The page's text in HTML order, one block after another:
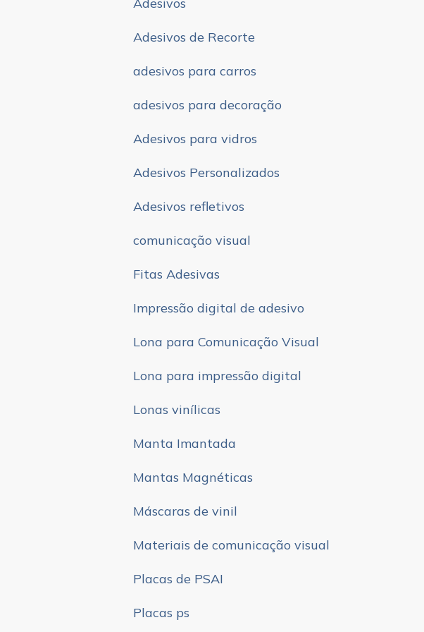
Adesivos de Recorte
adesivos para carros
adesivos para decoração
Adesivos para vidros
Adesivos Personalizados
Adesivos refletivos
comunicação visual
Fitas Adesivas
Impressão digital de adesivo
Lona para Comunicação Visual
Lona para impressão digital
Lonas vinílicas
Manta Imantada
Mantas Magnéticas
Máscaras de vinil
Materiais de comunicação visual
Placas de PSAI
Placas ps